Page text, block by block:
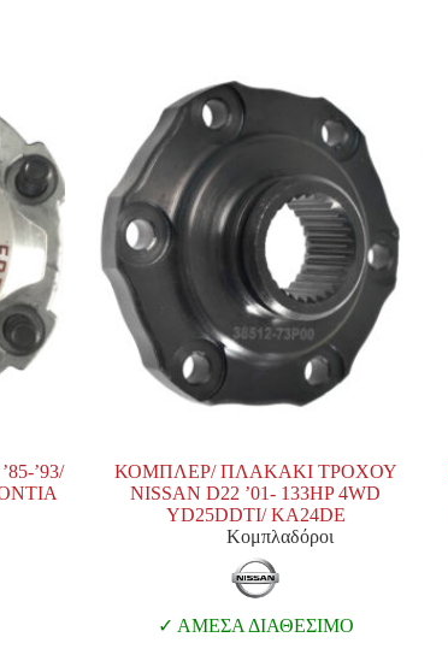
’93/
ΚΟΜΠΛΕΡ/ ΠΛΑΚΑΚΙ ΤΡΟΧΟΥ
NISSAN D22 ’01- 133HP 4WD
YD25DDTI/ KA24DE
Κομπλαδόροι
ΑΜΕΣΑ ΔΙΑΘΕΣΙΜΟ